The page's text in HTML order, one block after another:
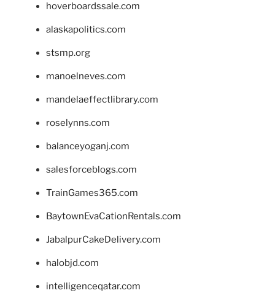
hoverboardssale.com
alaskapolitics.com
stsmp.org
manoelneves.com
mandelaeffectlibrary.com
roselynns.com
balanceyoganj.com
salesforceblogs.com
TrainGames365.com
BaytownEvaCationRentals.com
JabalpurCakeDelivery.com
halobjd.com
intelligenceqatar.com